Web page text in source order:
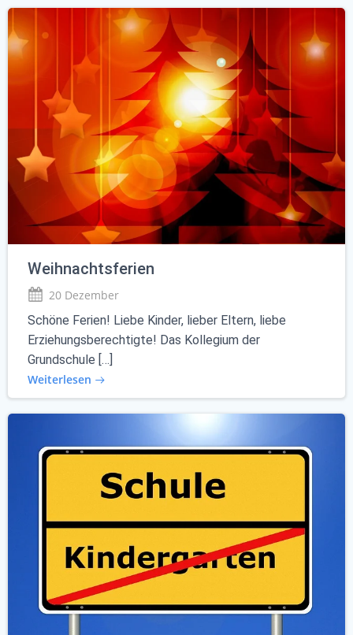
Weihnachtsferien
20 Dezember
Schöne Ferien! Liebe Kinder, lieber Eltern, liebe
Erziehungsberechtigte! Das Kollegium der
Grundschule […]
Weiterlesen